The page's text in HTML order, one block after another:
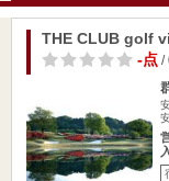
THE CLUB golf
-点/